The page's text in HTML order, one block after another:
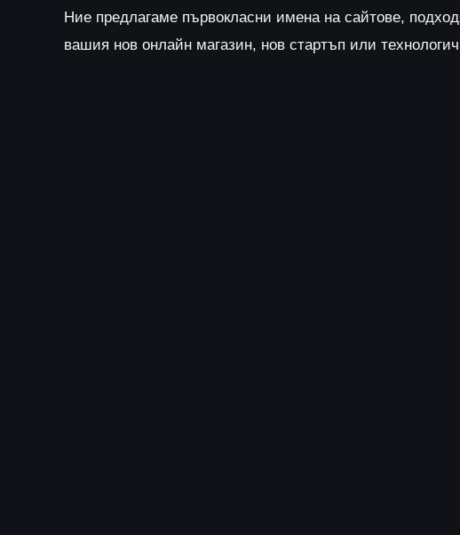
Ние предлагаме първокласни имена на сайтове,
вашия нов онлайн магазин, нов стартъп или